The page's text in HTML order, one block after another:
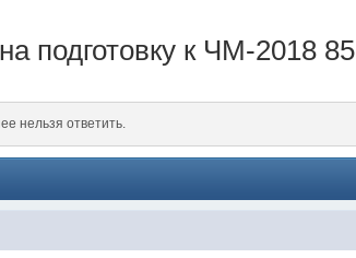
подготовку к ЧМ-2018
нельзя ответить.